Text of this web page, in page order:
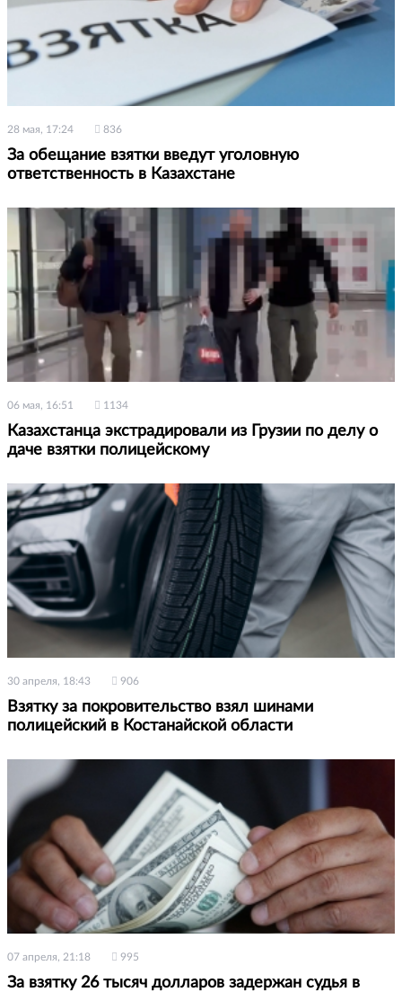
28 мая, 17:24 836
За обещание взятки введут уголовную
ответственность в Казахстане
06 мая, 16:51 1134
Казахстанца экстрадировали из Грузии по делу о
даче взятки полицейскому
30 апреля, 18:43 906
Взятку за покровительство взял шинами
полицейский в Костанайской области
07 апреля, 21:18 995
За взятку 26 тысяч долларов задержан судья в